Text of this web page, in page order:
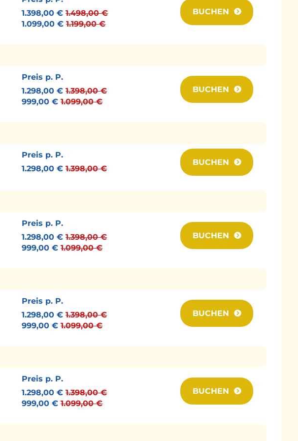
1.398,00 €1.498,00 €
1.099,00 €1.199,00 €
BUCHEN
Preis p. P.
1.298,00 €1.398,00 €
999,00 €1.099,00 €
BUCHEN
Preis p. P.
1.298,00 €1.398,00 €
BUCHEN
Preis p. P.
1.298,00 €1.398,00 €
999,00 €1.099,00 €
BUCHEN
Preis p. P.
1.298,00 €1.398,00 €
999,00 €1.099,00 €
BUCHEN
Preis p. P.
1.298,00 €1.398,00 €
999,00 €1.099,00 €
BUCHEN